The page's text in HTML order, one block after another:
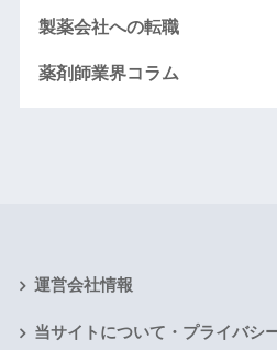
製薬会社への転職
薬剤師業界コラム
運営会社情報
当サイトについて・プライバシ